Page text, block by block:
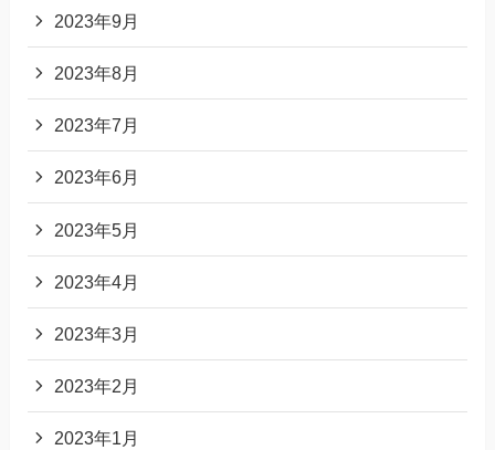
2023年9月
2023年8月
2023年7月
2023年6月
2023年5月
2023年4月
2023年3月
2023年2月
2023年1月